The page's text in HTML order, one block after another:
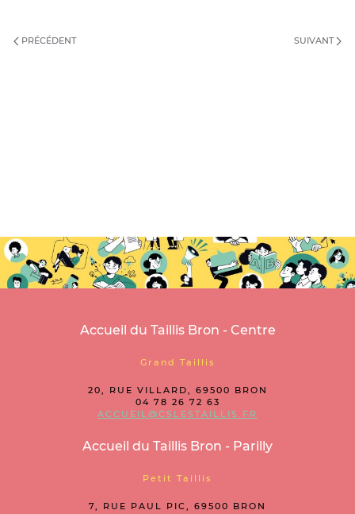
PRÉCÉDENT SUIVANT
Accueil du Taillis Bron - Centre
Grand Taillis
20, RUE VILLARD, 69500 BRON
04 78 26 72 63
ACCUEIL@CSLESTAILLIS.FR
Accueil du Taillis Bron - Parilly
Petit Taillis
7, RUE PAUL PIC, 69500 BRON